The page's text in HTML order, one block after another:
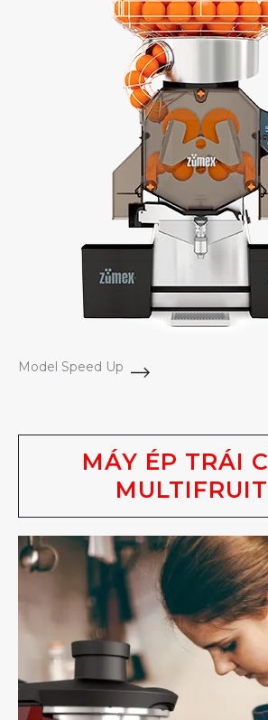
Model Speed Up
MÁY ÉP TRÁI
MULTIFRUIT